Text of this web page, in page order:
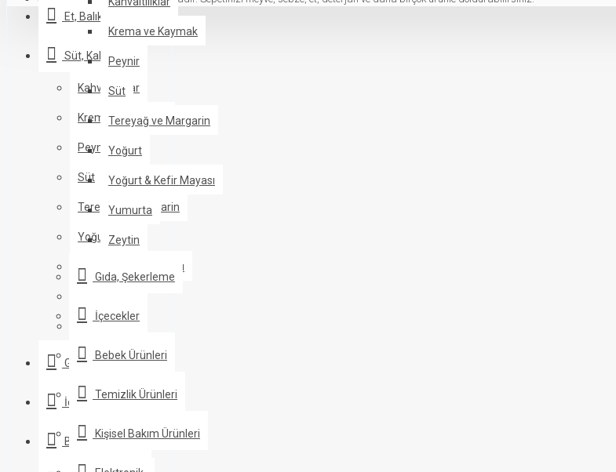
Krema ve Kaymak
Peynir
Süt
Tereyağ ve Margarin
Yoğurt
Yoğurt & Kefir Mayası
Yumurta
Zeytin
Gıda, Şekerleme
İçecekler
Bebek Ürünleri
Temizlik Ürünleri
Kişisel Bakım Ürünleri
Et, Balık, Kümes
Süt, Kahvaltılık
Kahvaltılıklar
Krema ve Kaymak
Peynir
Süt
Tereyağ ve Margarin
Yoğurt
Yoğurt & Kefir Mayası
Zeytin
Gıda, Şekerleme
İçecekler
Bebek Ürünleri